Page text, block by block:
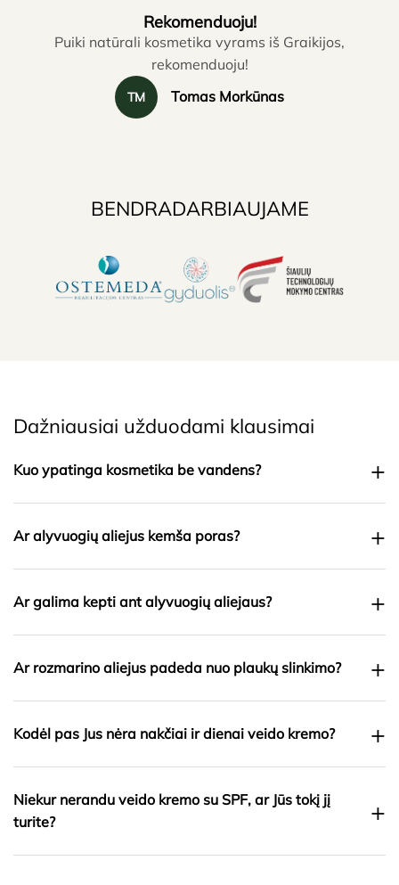
Rekomenduoju!
Puiki natūrali kosmetika vyrams iš Graikijos,
rekomenduoju!
TM Tomas Morkūnas
BENDRADARBIAUJAME
Dažniausiai užduodami klausimai
Kuo ypatinga kosmetika be vandens? +
Ar alyvuogių aliejus kemša poras? +
Ar galima kepti ant alyvuogių aliejaus? +
Ar rozmarino aliejus padeda nuo plaukų slinkimo? +
Kodėl pas Jus nėra nakčiai ir dienai veido kremo? +
Niekur nerandu veido kremo su SPF, ar Jūs tokį jį
turite?
+